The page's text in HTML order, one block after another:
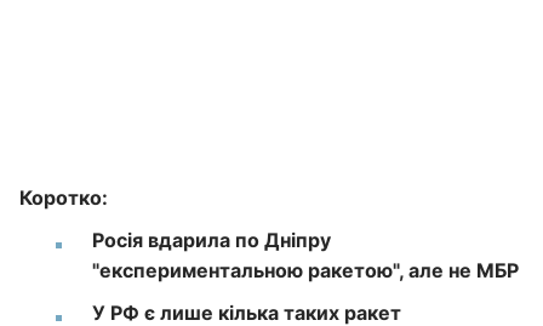
Коротко:
Росія вдарила по Дніпру
"експериментальною ракетою", але не МБР
У РФ є лише кілька таких ракет